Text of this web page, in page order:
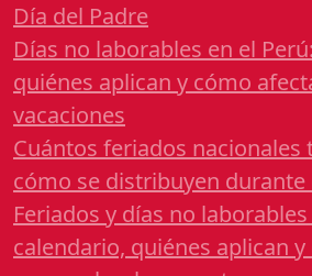
Día del Padre
Días no laborables en el
quiénes aplican y cómo
vacaciones
Cuántos feriados nacionales
cómo se distribuyen durante
Feriados y días no
calendario, quiénes aplican